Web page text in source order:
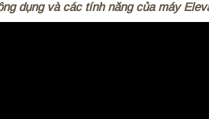
dụng và các tính năng của máy